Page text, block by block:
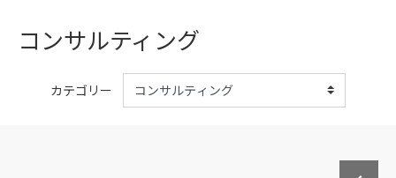
コンサルティング
カテゴリー